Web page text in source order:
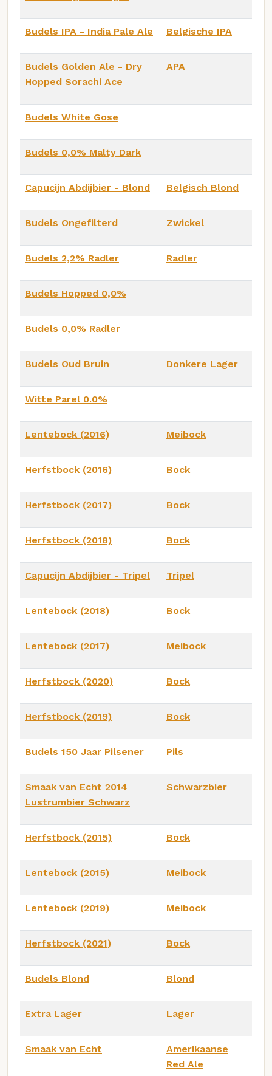
Budels IPA - India Pale Ale Belgische IPA
Budels Golden Ale - Dry
Hopped Sorachi Ace
APA
Budels White Gose
Budels 0,0% Malty Dark
Capucijn Abdijbier - Blond Belgisch Blond
Budels Ongefilterd Zwickel
Budels 2,2% Radler Radler
Budels Hopped 0,0%
Budels 0,0% Radler
Budels Oud Bruin Donkere Lager
Witte Parel 0.0%
Lentebock (2016) Meibock
Herfstbock (2016) Bock
Herfstbock (2017) Bock
Herfstbock (2018) Bock
Capucijn Abdijbier - Tripel Tripel
Lentebock (2018) Bock
Lentebock (2017) Meibock
Herfstbock (2020) Bock
Herfstbock (2019) Bock
Budels 150 Jaar Pilsener Pils
Smaak van Echt 2014
Lustrumbier Schwarz
Schwarzbier
Herfstbock (2015) Bock
Lentebock (2015) Meibock
Lentebock (2019) Meibock
Herfstbock (2021) Bock
Budels Blond Blond
Extra Lager Lager
Smaak van Echt
Amerikaanse
Red Ale